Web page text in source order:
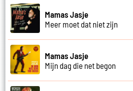
Mamas Jasje
Meer moet dat niet zijn
Mamas Jasje
Mijn dag die net begon